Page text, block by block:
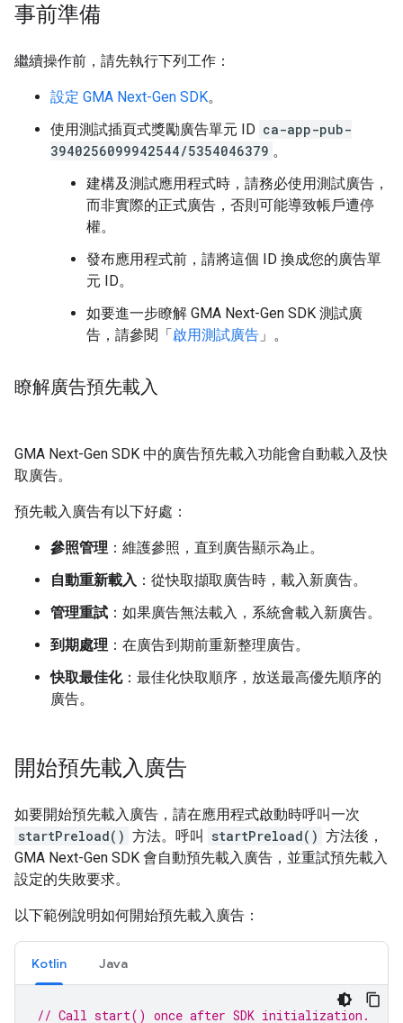
事前準備
繼續操作前，請先執行下列工作：
設定 GMA Next-Gen SDK。
使用測試插頁式獎勵廣告單元 ID ca-app-pub-
3940256099942544/5354046379 。
建構及測試應用程式時，請務必使用測試廣告，
而非實際的正式廣告，否則可能導致帳戶遭停
權。
發布應用程式前，請將這個 ID 換成您的廣告單
元 ID。
如要進一步瞭解 GMA Next-Gen SDK 測試廣
告，請參閱「啟用測試廣告 」。
瞭解廣告預先載入
GMA Next-Gen SDK 中的廣告預先載入功能會自動載入及快
取廣告。
預先載入廣告有以下好處：
參照管理 ：維護參照，直到廣告顯示為止。
自動重新載入 ：從快取擷取廣告時，載入新廣告。
管理重試 ：如果廣告無法載入，系統會載入新廣告。
到期處理 ：在廣告到期前重新整理廣告。
快取最佳化：最佳化快取順序，放送最高優先順序的
廣告。
開始預先載入廣告
如要開始預先載入廣告，請在應用程式啟動時呼叫一次
startPreload() 方法。呼叫 startPreload() 方法後，
GMA Next-Gen SDK 會自動預先載入廣告，並重試預先載入
設定的失敗要求。
以下範例說明如何開始預先載入廣告：
Kotlin Java
// Call start() once after SDK initialization.